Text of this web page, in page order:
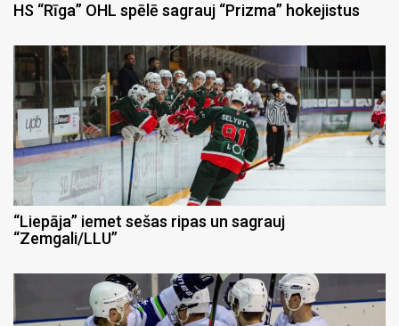
HS “Rīga” OHL spēlē sagrauj “Prizma” hokejistus
“Liepāja” iemet sešas ripas un sagrauj
“Zemgali/LLU”